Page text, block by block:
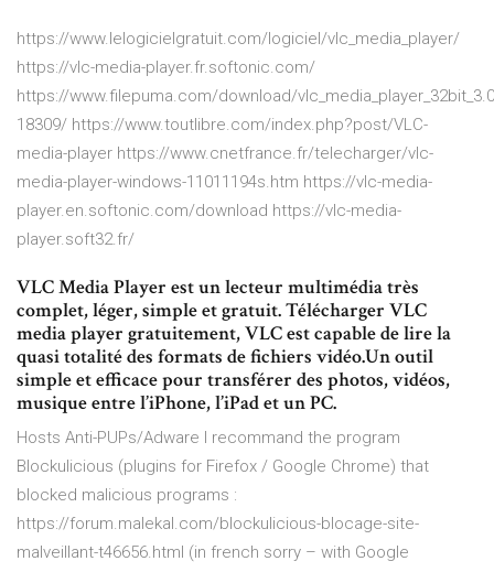
https://www.lelogicielgratuit.com/logiciel/vlc_media_player/
https://vlc-media-player.fr.softonic.com/
https://www.filepuma.com/download/
18309/ https://www.toutlibre.com/index.php?post/VLC-
media-player https://www.cnetfrance.fr/telecharger/vlc-
media-player-windows-11011194s.htm https://vlc-media-
player.en.softonic.com/download https://vlc-media-
player.soft32.fr/
VLC Media Player est un lecteur multimédia très
complet, léger, simple et gratuit. Télécharger VLC
media player gratuitement, VLC est capable de lire la
quasi totalité des formats de fichiers vidéo.Un outil
simple et efficace pour transférer des photos, vidéos,
musique entre l’iPhone, l’iPad et un PC.
Hosts Anti-PUPs/Adware I recommand the program
Blockulicious (plugins for Firefox / Google Chrome) that
blocked malicious programs :
https://forum.malekal.com/blockulicious-blocage-site-
malveillant-t46656.html (in french sorry – with Google